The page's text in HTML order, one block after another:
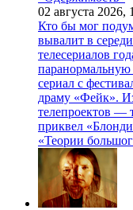
02 августа 2026,
Кто бы мог
вывалит в
телесериалов
сериал с
драму «Фейк».
телепроектов —
приквел
«Теории